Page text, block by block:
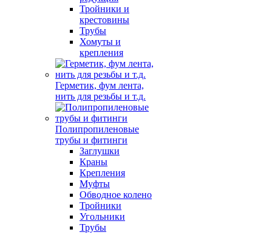
Тройники и
крестовины
Трубы
Хомуты и
крепления
Герметик, фум лента,
нить для резьбы и т.д.
Полипропиленовые
трубы и фитинги
Заглушки
Краны
Крепления
Муфты
Обводное колено
Тройники
Угольники
Трубы